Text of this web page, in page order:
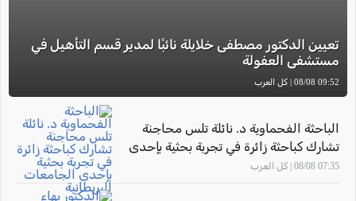
تعيين الدكتور مصطفى خلايلة نائبًا لمدير قسم التأهيل في
مستشفى العفولة
09:52 08/08 | كل العرب
الباحثة الفحماوية د. نائلة تلس محاجنة
تشارك كباحثة زائرة في تجربة بحثية بإحدى
الجامعات البريطانية
07:35 08/08 | كل العرب